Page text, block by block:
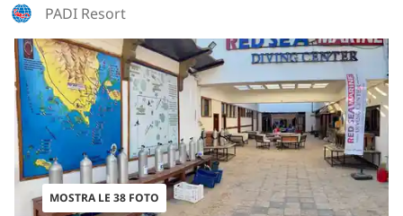
PADI Resort
MOSTRA LE 38 FOTO